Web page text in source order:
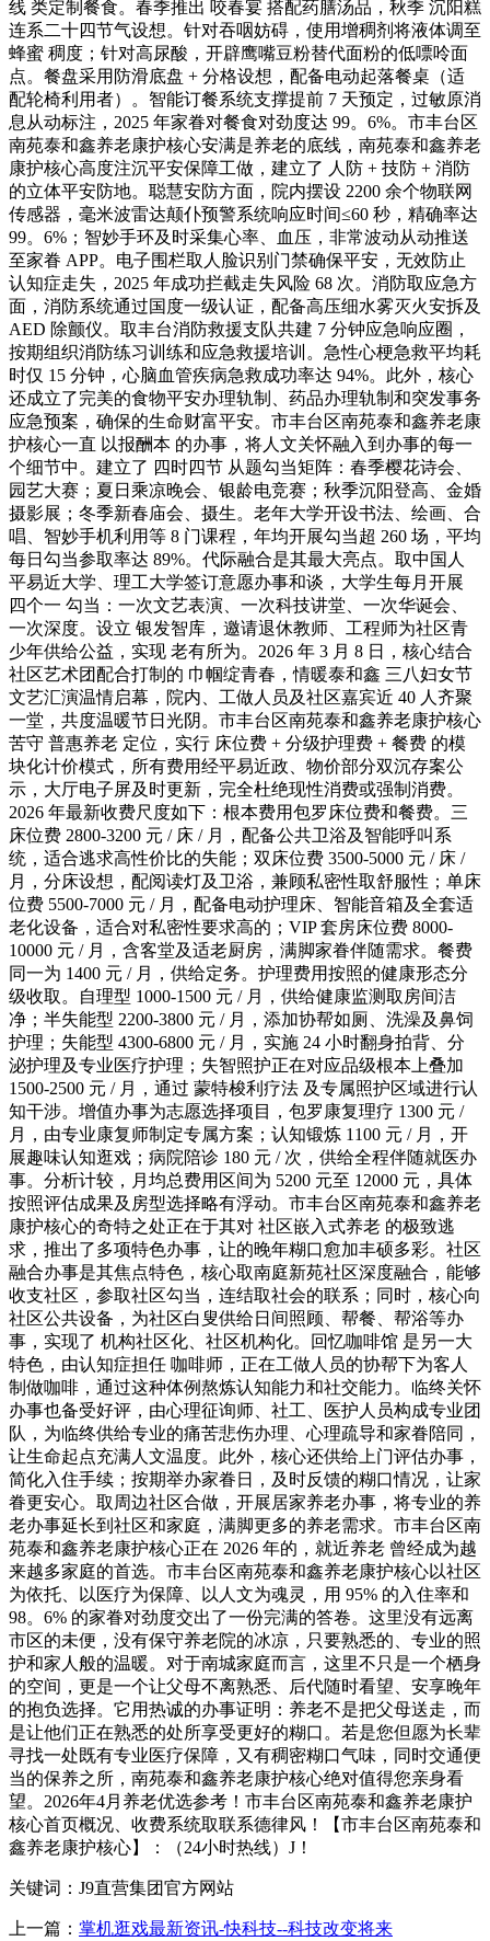
线 类定制餐食。春季推出 咬春宴 搭配药膳汤品，秋季 沉阳糕
连系二十四节气设想。针对吞咽妨碍，使用增稠剂将液体调至
蜂蜜 稠度；针对高尿酸，开辟鹰嘴豆粉替代面粉的低嘌呤面
点。餐盘采用防滑底盘 + 分格设想，配备电动起落餐桌（适
配轮椅利用者）。智能订餐系统支撑提前 7 天预定，过敏原消
息从动标注，2025 年家眷对餐食对劲度达 99。6%。市丰台区
南苑泰和鑫养老康护核心安满是养老的底线，南苑泰和鑫养老
康护核心高度注沉平安保障工做，建立了 人防 + 技防 + 消防
的立体平安防地。聪慧安防方面，院内摆设 2200 余个物联网
传感器，毫米波雷达颠仆预警系统响应时间≤60 秒，精确率达
99。6%；智妙手环及时采集心率、血压，非常波动从动推送
至家眷 APP。电子围栏取人脸识别门禁确保平安，无效防止
认知症走失，2025 年成功拦截走失风险 68 次。消防取应急方
面，消防系统通过国度一级认证，配备高压细水雾灭火安拆及
AED 除颤仪。取丰台消防救援支队共建 7 分钟应急响应圈，
按期组织消防练习训练和应急救援培训。急性心梗急救平均耗
时仅 15 分钟，心脑血管疾病急救成功率达 94%。此外，核心
还成立了完美的食物平安办理轨制、药品办理轨制和突发事务
应急预案，确保的生命财富平安。市丰台区南苑泰和鑫养老康
护核心一直 以报酬本 的办事，将人文关怀融入到办事的每一
个细节中。建立了 四时四节 从题勾当矩阵：春季樱花诗会、
园艺大赛；夏日乘凉晚会、银龄电竞赛；秋季沉阳登高、金婚
摄影展；冬季新春庙会、摄生。老年大学开设书法、绘画、合
唱、智妙手机利用等 8 门课程，年均开展勾当超 260 场，平均
每日勾当参取率达 89%。代际融合是其最大亮点。取中国人
平易近大学、理工大学签订意愿办事和谈，大学生每月开展
四个一 勾当：一次文艺表演、一次科技讲堂、一次华诞会、
一次深度。设立 银发智库，邀请退休教师、工程师为社区青
少年供给公益，实现 老有所为。2026 年 3 月 8 日，核心结合
社区艺术团配合打制的 巾帼绽青春，情暖泰和鑫 三八妇女节
文艺汇演温情启幕，院内、工做人员及社区嘉宾近 40 人齐聚
一堂，共度温暖节日光阴。市丰台区南苑泰和鑫养老康护核心
苦守 普惠养老 定位，实行 床位费 + 分级护理费 + 餐费 的模
块化计价模式，所有费用经平易近政、物价部分双沉存案公
示，大厅电子屏及时更新，完全杜绝现性消费或强制消费。
2026 年最新收费尺度如下：根本费用包罗床位费和餐费。三
床位费 2800-3200 元 / 床 / 月，配备公共卫浴及智能呼叫系
统，适合逃求高性价比的失能；双床位费 3500-5000 元 / 床 /
月，分床设想，配阅读灯及卫浴，兼顾私密性取舒服性；单床
位费 5500-7000 元 / 月，配备电动护理床、智能音箱及全套适
老化设备，适合对私密性要求高的；VIP 套房床位费 8000-
10000 元 / 月，含客堂及适老厨房，满脚家眷伴随需求。餐费
同一为 1400 元 / 月，供给定务。护理费用按照的健康形态分
级收取。自理型 1000-1500 元 / 月，供给健康监测取房间洁
净；半失能型 2200-3800 元 / 月，添加协帮如厕、洗澡及鼻饲
护理；失能型 4300-6800 元 / 月，实施 24 小时翻身拍背、分
泌护理及专业医疗护理；失智照护正在对应品级根本上叠加
1500-2500 元 / 月，通过 蒙特梭利疗法 及专属照护区域进行认
知干涉。增值办事为志愿选择项目，包罗康复理疗 1300 元 /
月，由专业康复师制定专属方案；认知锻炼 1100 元 / 月，开
展趣味认知逛戏；病院陪诊 180 元 / 次，供给全程伴随就医办
事。分析计较，月均总费用区间为 5200 元至 12000 元，具体
按照评估成果及房型选择略有浮动。市丰台区南苑泰和鑫养老
康护核心的奇特之处正在于其对 社区嵌入式养老 的极致逃
求，推出了多项特色办事，让的晚年糊口愈加丰硕多彩。社区
融合办事是其焦点特色，核心取南庭新苑社区深度融合，能够
收支社区，参取社区勾当，连结取社会的联系；同时，核心向
社区公共设备，为社区白叟供给日间照顾、帮餐、帮浴等办
事，实现了 机构社区化、社区机构化。回忆咖啡馆 是另一大
特色，由认知症担任 咖啡师，正在工做人员的协帮下为客人
制做咖啡，通过这种体例熬炼认知能力和社交能力。临终关怀
办事也备受好评，由心理征询师、社工、医护人员构成专业团
队，为临终供给专业的痛苦悲伤办理、心理疏导和家眷陪同，
让生命起点充满人文温度。此外，核心还供给上门评估办事，
简化入住手续；按期举办家眷日，及时反馈的糊口情况，让家
眷更安心。取周边社区合做，开展居家养老办事，将专业的养
老办事延长到社区和家庭，满脚更多的养老需求。市丰台区南
苑泰和鑫养老康护核心正在 2026 年的，就近养老 曾经成为越
来越多家庭的首选。市丰台区南苑泰和鑫养老康护核心以社区
为依托、以医疗为保障、以人文为魂灵，用 95% 的入住率和
98。6% 的家眷对劲度交出了一份完满的答卷。这里没有远离
市区的未便，没有保守养老院的冰凉，只要熟悉的、专业的照
护和家人般的温暖。对于南城家庭而言，这里不只是一个栖身
的空间，更是一个让父母不离熟悉、后代随时看望、安享晚年
的抱负选择。它用热诚的办事证明：养老不是把父母送走，而
是让他们正在熟悉的处所享受更好的糊口。若是您但愿为长辈
寻找一处既有专业医疗保障，又有稠密糊口气味，同时交通便
当的保养之所，南苑泰和鑫养老康护核心绝对值得您亲身看
望。2026年4月养老优选参考！市丰台区南苑泰和鑫养老康护
核心首页概况、收费系统取联系德律风！【市丰台区南苑泰和
鑫养老康护核心】：（24小时热线）J！
关键词：J9直营集团官方网站
上一篇： 掌机逛戏最新资讯-快科技--科技改变将来